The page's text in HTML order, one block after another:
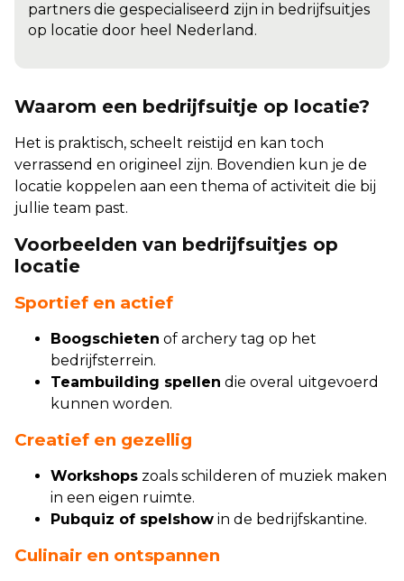
partners die gespecialiseerd zijn in bedrijfsuitjes
op locatie door heel Nederland.
Waarom een bedrijfsuitje op locatie?
Het is praktisch, scheelt reistijd en kan toch
verrassend en origineel zijn. Bovendien kun je de
locatie koppelen aan een thema of activiteit die bij
jullie team past.
Voorbeelden van bedrijfsuitjes op
locatie
Sportief en actief
Boogschieten of archery tag op het
bedrijfsterrein.
Teambuilding spellen die overal uitgevoerd
kunnen worden.
Creatief en gezellig
Workshops zoals schilderen of muziek maken
in een eigen ruimte.
Pubquiz of spelshow in de bedrijfskantine.
Culinair en ontspannen